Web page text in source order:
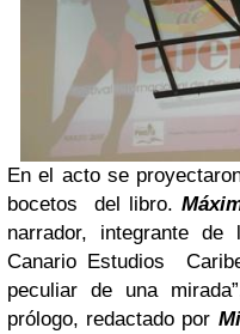
En el acto se
bocetos del libro.
narrador, integrante
Canario Estudios
peculiar de una
prólogo, redactado por